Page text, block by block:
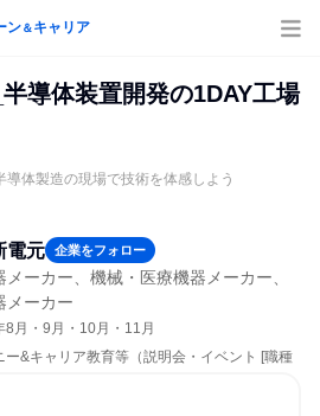
ン＆キャリア
導体装置開発の1DAY工場
体製造の現場で技術を体感しよう
電元 企業をフォロー
ーカー、機械・医療機器メーカー、
メーカー
8月・9月・10月・11月
&キャリア教育等（説明会・イベント [職種